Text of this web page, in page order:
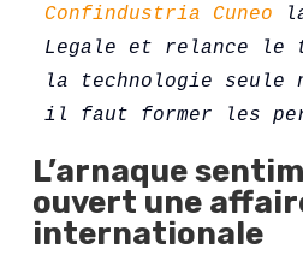
Confindustria Cuneo
Legale et relance le
la technologie seule
il faut former les
L’arnaque
ouvert une
internationale